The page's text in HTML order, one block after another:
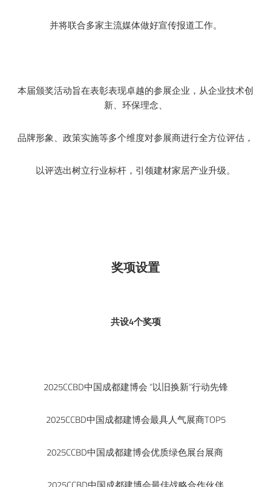
并将联合多家主流媒体做好宣传报道工作。
本届颁奖活动旨在表彰表现卓越的参展企业，从企业技术创
新、环保理念、
品牌形象、政策实施等多个维度对参展商进行全方位评估，
以评选出树立行业标杆，引领建材家居产业升级。
奖项设置
共设4个奖项
2025CCBD中国成都建博会 “以旧换新”行动先锋
2025CCBD中国成都建博会最具人气展商TOP5
2025CCBD中国成都建博会优质绿色展台展商